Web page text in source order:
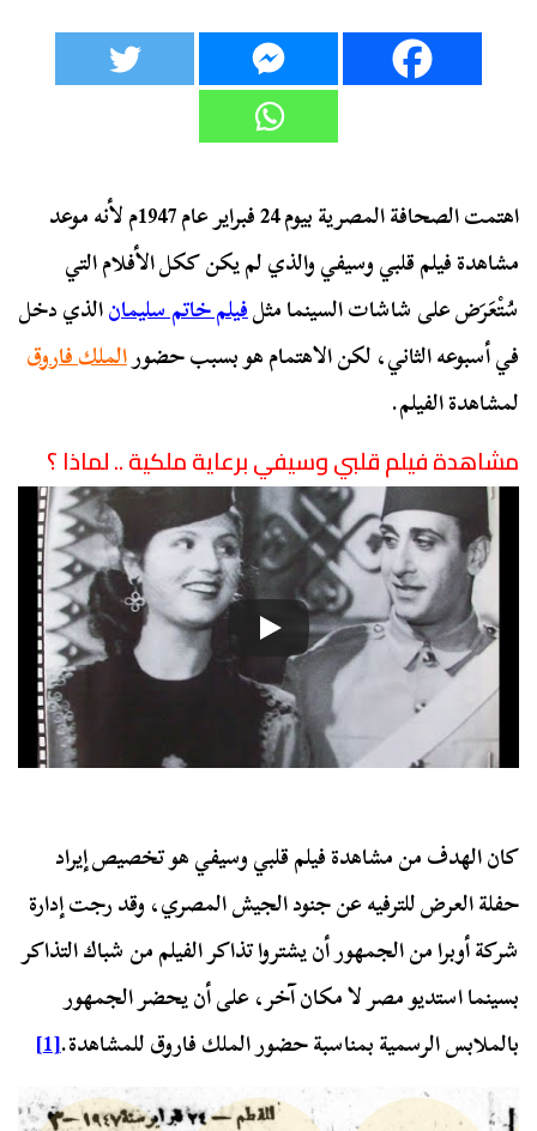
اهتمت الصحافة المصرية بيوم 24 فبراير عام 1947م لأنه موعد
مشاهدة فيلم قلبي وسيفي والذي لم يكن ككل الأفلام التي
سُتْعَرَض على شاشات السينما مثلفيلم خاتم سليمانالذي دخل
في أسبوعه الثاني، لكن الاهتمام هو بسبب حضورالملك فاروق
لمشاهدة الفيلم.
مشاهدة فيلم قلبي وسيفي برعاية ملكية .. لماذا ؟
كان الهدف من مشاهدة فيلم قلبي وسيفي هو تخصيص إيراد
حفلة العرض للترفيه عن جنود الجيش المصري، وقد رجت إدارة
شركة أوبرا من الجمهور أن يشتروا تذاكر الفيلم من شباك التذاكر
بسينما استديو مصر لا مكان آخر، على أن يحضر الجمهور
بالملابس الرسمية بمناسبة حضور الملك فاروق للمشاهدة.[1]